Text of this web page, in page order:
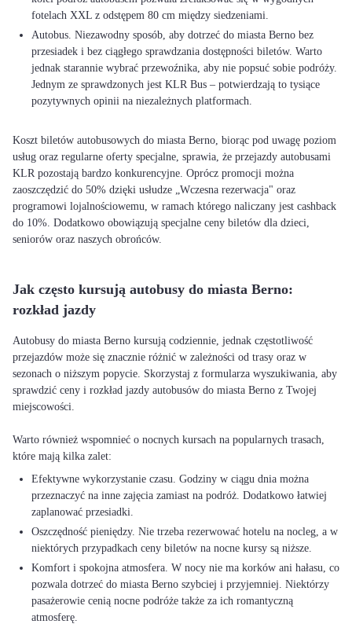
fotelach XXL z odstępem 80 cm między siedzeniami.
Autobus. Niezawodny sposób, aby dotrzeć do miasta Berno bez
przesiadek i bez ciągłego sprawdzania dostępności biletów. Warto
jednak starannie wybrać przewoźnika, aby nie popsuć sobie podróży.
Jednym ze sprawdzonych jest KLR Bus – potwierdzają to tysiące
pozytywnych opinii na niezależnych platformach.
Koszt biletów autobusowych do miasta Berno, biorąc pod uwagę poziom
usług oraz regularne oferty specjalne, sprawia, że przejazdy autobusami
KLR pozostają bardzo konkurencyjne. Oprócz promocji można
zaoszczędzić do 50% dzięki usłudze „Wczesna rezerwacja" oraz
programowi lojalnościowemu, w ramach którego naliczany jest cashback
do 10%. Dodatkowo obowiązują specjalne ceny biletów dla dzieci,
seniorów oraz naszych obrońców.
Jak często kursują autobusy do miasta Berno:
rozkład jazdy
Autobusy do miasta Berno kursują codziennie, jednak częstotliwość
przejazdów może się znacznie różnić w zależności od trasy oraz w
sezonach o niższym popycie. Skorzystaj z formularza wyszukiwania, aby
sprawdzić ceny i rozkład jazdy autobusów do miasta Berno z Twojej
miejscowości.
Warto również wspomnieć o nocnych kursach na popularnych trasach,
Efektywne wykorzystanie czasu. Godziny w ciągu dnia można
przeznaczyć na inne zajęcia zamiast na podróż. Dodatkowo łatwiej
zaplanować przesiadki.
Oszczędność pieniędzy. Nie trzeba rezerwować hotelu na nocleg, a w
niektórych przypadkach ceny biletów na nocne kursy są niższe.
Komfort i spokojna atmosfera. W nocy nie ma korków ani hałasu, co
pozwala dotrzeć do miasta Berno szybciej i przyjemniej. Niektórzy
pasażerowie cenią nocne podróże także za ich romantyczną
atmosferę.